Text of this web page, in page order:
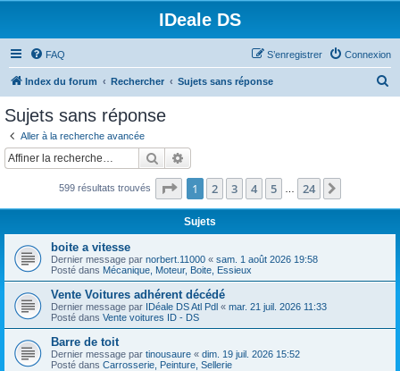
IDeale DS
FAQ Connexion
S’enregistrer
Index du forum Rechercher Sujets sans réponse
c
Sujets sans réponse
Aller à la recherche avancée
Rechercher
599 résultats trouvés Page 1sur24
1 2 3 4 5 24
Sujets
boite a vitesse
Dernier message par norbert.11000 « sam. 1 août 2026 19:58
Posté dans Mécanique, Moteur, Boite, Essieux
Vente Voitures adhérent décédé
Dernier message par IDéale DS Atl Pdl « mar. 21 juil. 2026 11:33
Posté dans Vente voitures ID - DS
Barre de toit
Dernier message par tinousaure « dim. 19 juil. 2026 15:52
Posté dans Carrosserie, Peinture, Sellerie